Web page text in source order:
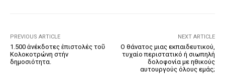
k
PREVIOUS ARTICLE
1.500 ἀνέκδοτες ἐπιστολές τοῦ
Κολοκοτρώνη στήν
δημοσιότητα.
NEXT ARTICLE
Ο θάνατος μιας εκπαιδευτικού,
τυχαίο περιστατικό ή σιωπηλή
δολοφονία με ηθικούς
αυτουργούς όλους εμάς;